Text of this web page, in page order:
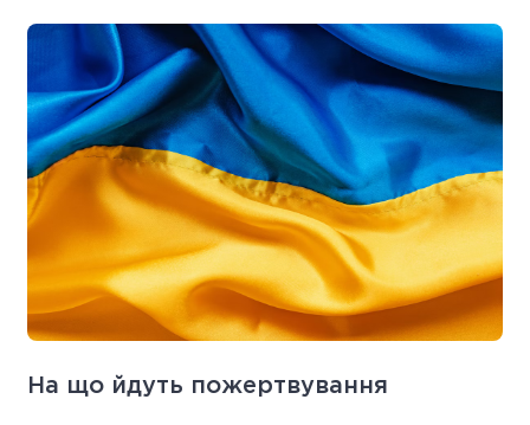
На що йдуть пожертвування